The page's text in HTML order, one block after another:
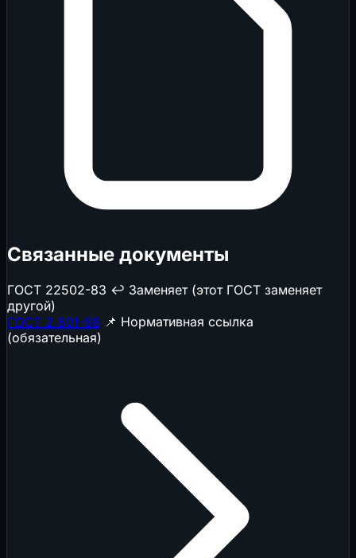
Связанные документы
ГОСТ 22502-83 ↩️ Заменяет (этот ГОСТ заменяет
другой)
ГОСТ 2.601-68 📌 Нормативная ссылка
(обязательная)